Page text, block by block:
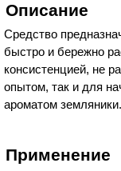
Описание
Средство
быстро и бережно
консистенцией, не
опытом, так и для
ароматом земляники.
Применение